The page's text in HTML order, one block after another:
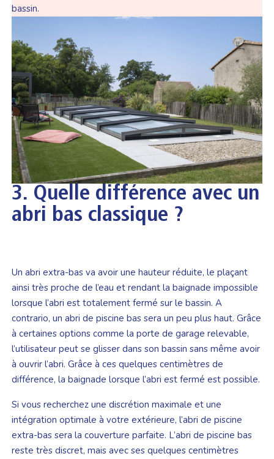
bassin.
3. Quelle différence avec un
abri bas classique ?
Un abri extra-bas va avoir une hauteur réduite, le plaçant
ainsi très proche de l’eau et rendant la baignade impossible
lorsque l’abri est totalement fermé sur le bassin. A
contrario, un abri de piscine bas sera un peu plus haut. Grâce
à certaines options comme la porte de garage relevable,
l’utilisateur peut se glisser dans son bassin sans même avoir
à ouvrir l’abri. Grâce à ces quelques centimètres de
différence, la baignade lorsque l’abri est fermé est possible.
Si vous recherchez une discrétion maximale et une
intégration optimale à votre extérieure, l’abri de piscine
extra-bas sera la couverture parfaite. L’abri de piscine bas
reste très discret, mais avec ses quelques centimètres